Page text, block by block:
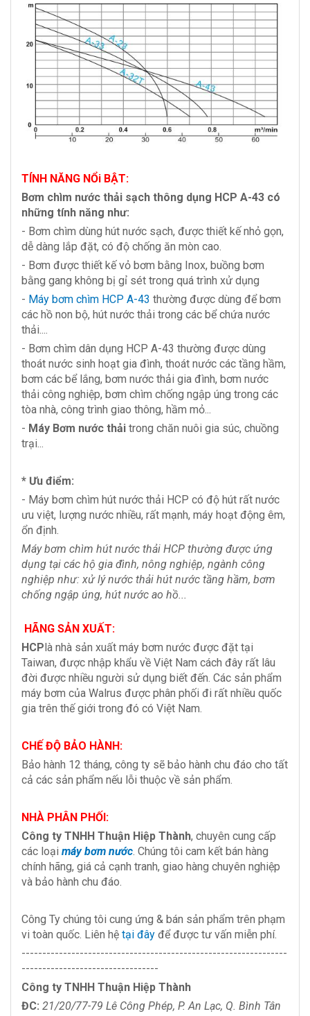
TÍNH NĂNG NỔi BẬT:
Bơm chìm nước thải sạch thông dụng HCP A-43 có
những tính năng như:
- Bơm chìm dùng hút nước sạch, được thiết kế nhỏ gọn,
dễ dàng lắp đặt, có độ chống ăn mòn cao.
- Bơm được thiết kế vỏ bơm bằng Inox, buồng bơm
bằng gang không bị gỉ sét trong quá trình xử dụng
- Máy bơm chìm HCP A-43 thường được dùng để bơm
các hồ non bộ, hút nước thải trong các bể chứa nước
thải....
- Bơm chìm dân dụng HCP A-43 thường được dùng
thoát nước sinh hoạt gia đình, thoát nước các tầng hầm,
bơm các bể lắng, bơm nước thải gia đình, bơm nước
thải công nghiệp, bơm chìm chống ngập úng trong các
tòa nhà, công trình giao thông, hầm mỏ...
- Máy Bơm nước thải trong chăn nuôi gia súc, chuồng
trại...
* Ưu điểm:
- Máy bơm chìm hút nước thải HCP có độ hút rất nước
ưu việt, lượng nước nhiều, rất mạnh, máy hoạt động êm,
ổn định.
Máy bơm chìm hút nước thải HCP thường được ứng
dụng tại các hộ gia đình, nông nghiệp, ngành công
nghiệp như: xử lý nước thải hút nước tầng hầm, bơm
chống ngập úng, hút nước ao hồ...
HÃNG SẢN XUẤT:
HCPlà nhà sản xuất máy bơm nước được đặt tại
Taiwan, được nhập khẩu về Việt Nam cách đây rất lâu
đời được nhiều người sử dụng biết đến. Các sản phẩm
máy bơm của Walrus được phân phối đi rất nhiều quốc
gia trên thế giới trong đó có Việt Nam.
CHẾ ĐỘ BẢO HÀNH:
Bảo hành 12 tháng, công ty sẽ bảo hành chu đáo cho tất
cả các sản phẩm nếu lỗi thuộc về sản phẩm.
NHÀ PHÂN PHỐI:
Công ty TNHH Thuận Hiệp Thành, chuyên cung cấp
các loại máy bơm nước. Chúng tôi cam kết bán hàng
chính hãng, giá cả cạnh tranh, giao hàng chuyên nghiệp
và bảo hành chu đáo.
Công Ty chúng tôi cung ứng & bán sản phẩm trên phạm
vi toàn quốc. Liên hệ tại đây để được tư vấn miễn phí.
----------------------------------------------------------------
---------------------------------
Công ty TNHH Thuận Hiệp Thành
ĐC: 21/20/77-79 Lê Công Phép, P. An Lạc, Q. Bình Tân